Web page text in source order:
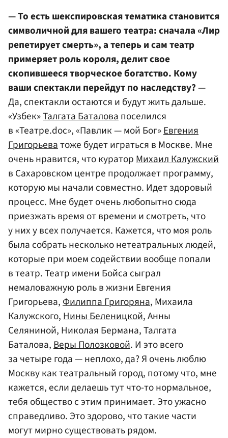
— То есть шекспировская тематика становится
символичной для вашего театра: сначала «Лир
репетирует смерть», а теперь и сам театр
примеряет роль короля, делит свое
скопившееся творческое богатство. Кому
ваши спектакли перейдут по наследству?—
Да, спектакли остаются и будут жить дальше.
«Узбек»Талгата Баталовапоселился
в «Театре.doc», «Павлик — мой Бог»Евгения
Григорьеватоже будет играться в Москве. Мне
очень нравится, что кураторМихаил Калужский
в Сахаровском центре продолжает программу,
которую мы начали совместно. Идет здоровый
процесс. Мне будет очень любопытно сюда
приезжать время от времени и смотреть, что
у них у всех получается. Кажется, что моя роль
была собрать несколько нетеатральных людей,
которые при моем содействии вообще попали
в театр. Театр имени Бойса сыграл
немаловажную роль в жизни Евгения
Григорьева,Филиппа Григоряна, Михаила
Калужского,Нины Беленицкой, Анны
Селяниной, Николая Бермана, Талгата
Баталова,Веры Полозковой. И это всего
за четыре года — неплохо, да? Я очень люблю
Москву как театральный город, потому что, мне
кажется, если делаешь тут что-то нормальное,
тебя общество с этим принимает. Это ужасно
справедливо. Это здорово, что такие части
могут мирно существовать рядом.